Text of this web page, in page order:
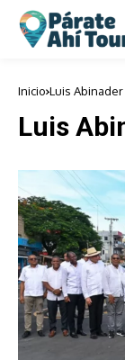
Inicio Luis Abinader
Luis